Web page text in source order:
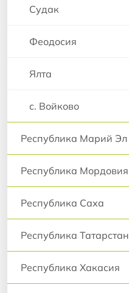
Судак
Феодосия
Ялта
с. Войково
Республика Марий Эл
Республика Мордовия
Республика Саха
Республика Татарстан
Республика Хакасия